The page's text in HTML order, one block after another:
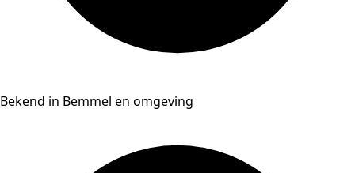
Bekend in Bemmel en omgeving